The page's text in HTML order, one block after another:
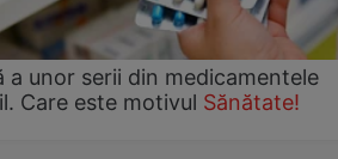
a unor serii din medicamentele
Care este motivul Sănătate!